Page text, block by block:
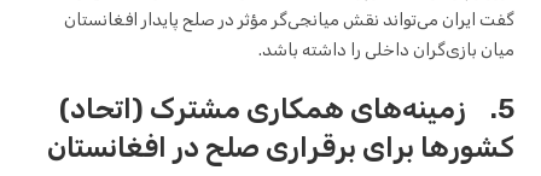
گفت ایران می‌تواند نقش میانجی‌گر مؤثر در صلح پایدار افغانستان
میان بازی‌گران داخلی را داشته باشد.
5. زمینه‌های همکاری مشترک (اتحاد)
کشورها برای برقراری صلح در افغانستان